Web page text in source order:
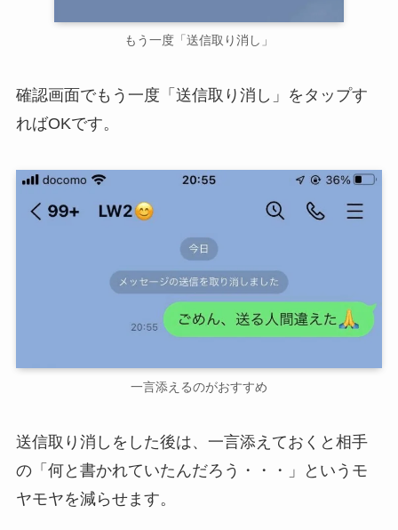
もう一度「送信取り消し」
確認画面でもう一度「送信取り消し」をタップす
ればOKです。
一言添えるのがおすすめ
送信取り消しをした後は、一言添えておくと相手
の「何と書かれていたんだろう・・・」というモ
ヤモヤを減らせます。